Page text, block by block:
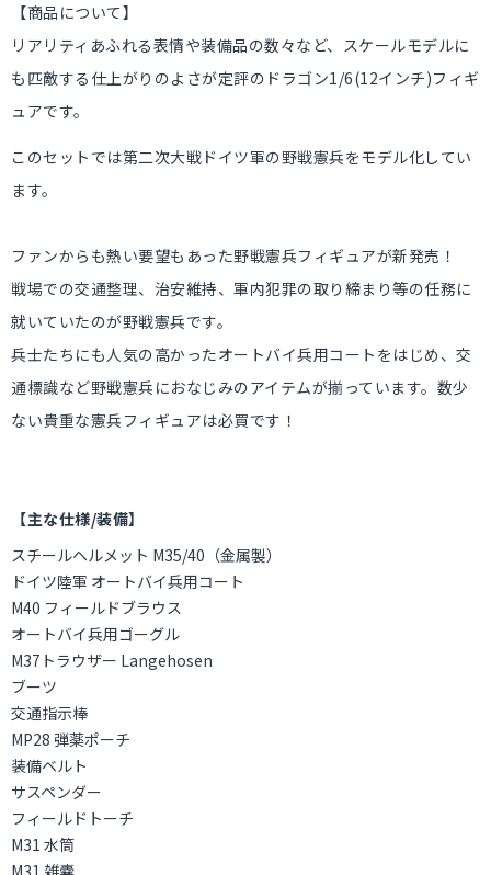
【商品について】
リアリティあふれる表情や装備品の数々など、スケールモデルに
も匹敵する仕上がりのよさが定評のドラゴン1/6(12インチ)フィギ
ュアです。
このセットでは第二次大戦ドイツ軍の野戦憲兵をモデル化してい
ます。
ファンからも熱い要望もあった野戦憲兵フィギュアが新発売！
戦場での交通整理、治安維持、軍内犯罪の取り締まり等の任務に
就いていたのが野戦憲兵です。
兵士たちにも人気の高かったオートバイ兵用コートをはじめ、交
通標識など野戦憲兵におなじみのアイテムが揃っています。数少
ない貴重な憲兵フィギュアは必買です！
【主な仕様/装備】
スチールヘルメット M35/40（金属製）
ドイツ陸軍 オートバイ兵用コート
M40 フィールドブラウス
オートバイ兵用ゴーグル
M37トラウザー Langehosen
ブーツ
交通指示棒
MP28 弾薬ポーチ
装備ベルト
サスペンダー
フィールドトーチ
M31 水筒
M31 雑嚢